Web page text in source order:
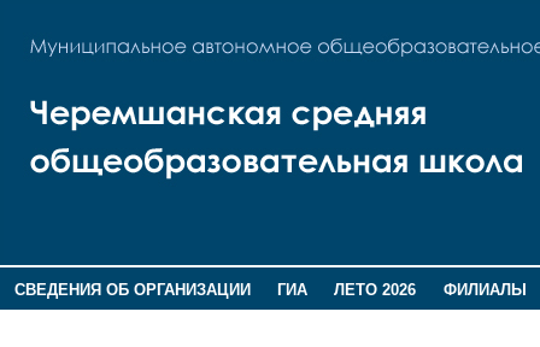
СВЕДЕНИЯ ОБ ОРГАНИЗАЦИИ ГИА ЛЕТО 2026
ФИЛИАЛЫ